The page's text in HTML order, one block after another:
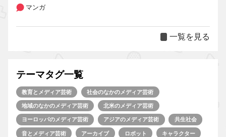
マンガ
一覧を見る
テーマタグ一覧
教育とメディア芸術 社会のなかのメディア芸術
地域のなかのメディア芸術 北米のメディア芸術
ヨーロッパのメディア芸術 アジアのメディア芸術 共生社会
音とメディア芸術 アーカイブ ロボット キャラクター